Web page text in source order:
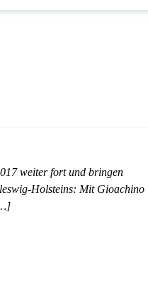
weiter fort und bringen
Holsteins: Mit Gioachino